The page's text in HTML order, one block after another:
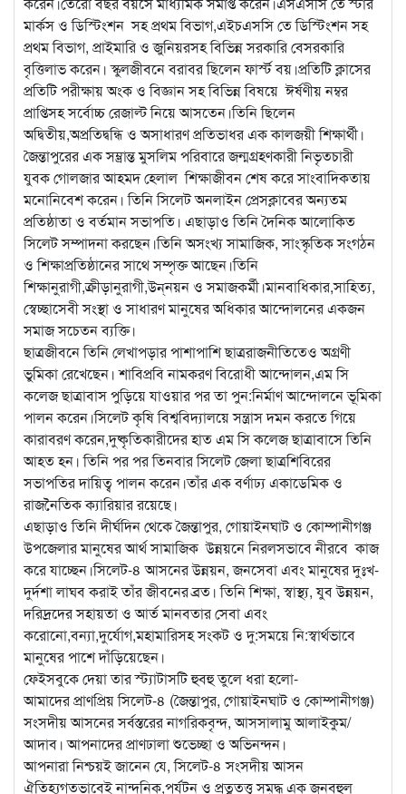
মার্কস ও ডিস্টিংশন সহ প্রথম বিভাগ,এইচএসসি তে ডিস্টিংশন সহ
প্রথম বিভাগ, প্রাইমারি ও জুনিয়রসহ বিভিন্ন সরকারি বেসরকারি
বৃত্তিলাভ করেন। স্কুলজীবনে বরাবর ছিলেন ফার্স্ট বয়।প্রতিটি ক্লাসের
প্রতিটি পরীক্ষায় অংক ও বিজ্ঞান সহ বিভিন্ন বিষয়ে ঈর্ষণীয় নম্বর
প্রাপ্তিসহ সর্বোচ্চ রেজাল্ট নিয়ে আসতেন।তিনি ছিলেন
অদ্বিতীয়,অপ্রতিদ্বন্ধি ও অসাধারণ প্রতিভাধর এক কালজয়ী শিক্ষার্থী।
জৈন্তাপুরের এক সম্ভ্রান্ত মুসলিম পরিবারে জন্মগ্রহণকারী নিভৃতচারী
যুবক গোলজার আহমদ হেলাল শিক্ষাজীবন শেষ করে সাংবাদিকতায়
মনোনিবেশ করেন। তিনি সিলেট অনলাইন প্রেসক্লাবের অন্যতম
প্রতিষ্ঠাতা ও বর্তমান সভাপতি। এছাড়াও তিনি দৈনিক আলোকিত
সিলেট সম্পাদনা করছেন।তিনি অসংখ্য সামাজিক, সাংস্কৃতিক সংগঠন
ও শিক্ষাপ্রতিষ্ঠানের সাথে সম্পৃক্ত আছেন।তিনি
শিক্ষানুরাগী,ক্রীড়ানুরাগী,উন্নয়ন ও সমাজকর্মী।মানবাধিকার,সাহিত্য,
স্বেচ্ছাসেবী সংস্থা ও সাধারণ মানুষের অধিকার আন্দোলনের একজন
সমাজ সচেতন ব্যক্তি।
ছাত্রজীবনে তিনি লেখাপড়ার পাশাপাশি ছাত্ররাজনীতিতেও অগ্রণী
ভুমিকা রেখেছেন। শাবিপ্রবি নামকরণ বিরোধী আন্দোলন,এম সি
কলেজ ছাত্রাবাস পুড়িয়ে যাওয়ার পর তা পুন:নির্মাণ আন্দোলনে ভূমিকা
পালন করেন।সিলেট কৃষি বিশ্ববিদ্যালয়ে সন্ত্রাস দমন করতে গিয়ে
কারাবরণ করেন,দুষ্কৃতিকারীদের হাত এম সি কলেজ ছাত্রাবাসে তিনি
আহত হন। তিনি পর পর তিনবার সিলেট জেলা ছাত্রশিবিরের
সভাপতির দায়িত্ব পালন করেন।তাঁর এক বর্ণাঢ্য একাডেমিক ও
রাজনৈতিক ক্যারিয়ার রয়েছে।
এছাড়াও তিনি দীর্ঘদিন থেকে জৈন্তাপুর, গোয়াইনঘাট ও কোম্পানীগঞ্জ
উপজেলার মানুষের আর্থ সামাজিক উন্নয়নে নিরলসভাবে নীরবে কাজ
করে যাচ্ছেন।সিলেট-৪ আসনের উন্নয়ন, জনসেবা এবং মানুষের দুঃখ-
দুর্দশা লাঘব করাই তাঁর জীবনের ব্রত। তিনি শিক্ষা, স্বাস্থ্য, যুব উন্নয়ন,
দরিদ্রদের সহায়তা ও আর্ত মানবতার সেবা এবং
করোনো,বন্যা,দুর্যোগ,মহামারিসহ সংকট ও দু:সময়ে নি:স্বার্থভাবে
মানুষের পাশে দাঁড়িয়েছেন।
ফেইসবুকে দেয়া তার স্ট্যাটাসটি হুবহু তুলে ধরা হলো-
আমাদের প্রাণপ্রিয় সিলেট-৪ (জৈন্তাপুর, গোয়াইনঘাট ও কোম্পানীগঞ্জ)
সংসদীয় আসনের সর্বস্তরের নাগরিকবৃন্দ, আসসালামু আলাইকুম/
আদাব। আপনাদের প্রাণঢালা শুভেচ্ছা ও অভিনন্দন।
আপনারা নিশ্চয়ই জানেন যে, সিলেট-৪ সংসদীয় আসন
ঐতিহ্যগতভাবেই নান্দনিক,পর্যটন ও প্রত্নতত্ত্ব সমৃদ্ধ এক জনবহুল